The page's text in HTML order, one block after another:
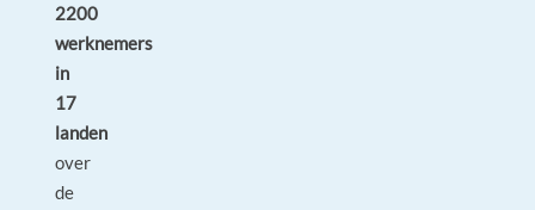
2200
werknemers
in
17
landen
over
de